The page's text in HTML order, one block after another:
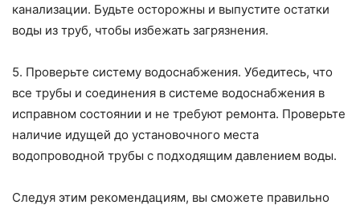
канализации. Будьте осторожны и выпустите остатки
воды из труб, чтобы избежать загрязнения.
5. Проверьте систему водоснабжения. Убедитесь, что
все трубы и соединения в системе водоснабжения в
исправном состоянии и не требуют ремонта. Проверьте
наличие идущей до установочного места
водопроводной трубы с подходящим давлением воды.
Следуя этим рекомендациям, вы сможете правильно